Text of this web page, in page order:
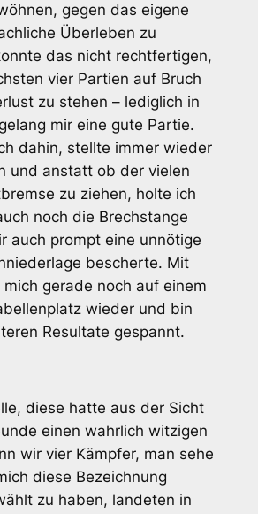
gegen das eigene
Überleben zu
das nicht rechtfertigen,
vier Partien auf Bruch
zu stehen – lediglich in
mir eine gute Partie.
dahin, stellte immer wieder
und anstatt ob der vielen
zu ziehen, holte ich
noch die Brechstange
auch prompt eine unnötige
bescherte. Mit
gerade noch auf einem
wieder und bin
Resultate gespannt.
diese hatte aus der Sicht
einen wahrlich witzigen
wir vier Kämpfer, man sehe
diese Bezeichnung
zu haben, landeten in